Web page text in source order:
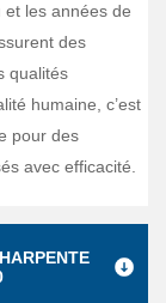
les années de
des
qualités
humaine, c’est
pour des
avec efficacité.